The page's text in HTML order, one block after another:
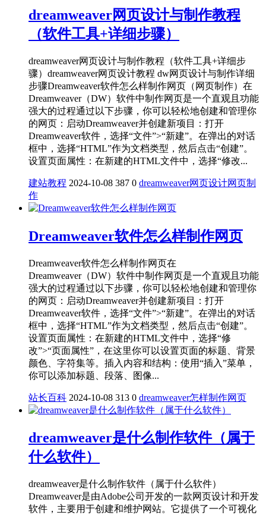
dreamweaver网页设计与制作教程
（软件工具+详细步骤）
dreamweaver网页设计与制作教程（软件工具+详细步
骤）dreamweaver网页设计教程 dw网页设计与制作详细
步骤Dreamweaver软件怎么样制作网页（网页制作）在‌
Dreamweaver（DW）软件中制作网页是一个直观且功能
强大的过程通过以下步骤，你可以轻松地创建和管理你
的网页：‌启动Dreamweaver并创建新项目‌：打开
Dreamweaver软件，选择“文件”>“新建”。在弹出的对话
框中，选择“HTML”作为文档类型，然后点击“创建”。‌
设置页面属性‌：在新建的HTML文件中，选择“修改...
建站教程 2024-10-08 387 0 dreamweaver网页设计网页制
作
Dreamweaver软件怎么样制作网页
Dreamweaver软件怎么样制作网页在‌
Dreamweaver（DW）软件中制作网页是一个直观且功能
强大的过程通过以下步骤，你可以轻松地创建和管理你
的网页：‌启动Dreamweaver并创建新项目‌：打开
Dreamweaver软件，选择“文件”>“新建”。在弹出的对话
框中，选择“HTML”作为文档类型，然后点击“创建”。‌
设置页面属性‌：在新建的HTML文件中，选择“修
改”>“页面属性”，在这里你可以设置页面的标题、背景
颜色、字符集等。‌插入内容和结构‌：使用“插入”菜单，
你可以添加标题、段落、图像...
站长百科 2024-10-08 313 0 dreamweaver怎样制作网页
dreamweaver是什么制作软件（属于
什么软件）
dreamweaver是什么制作软件（属于什么软件）‌
Dreamweaver是由Adobe公司开发的一款网页设计和开发
软件‌，主要用于创建和维护网站。它提供了一个可视化